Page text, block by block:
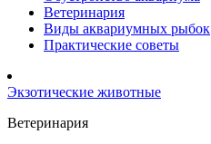
Ветеринария
Виды аквариумных рыбок
Практические советы
Экзотические животные
Ветеринария